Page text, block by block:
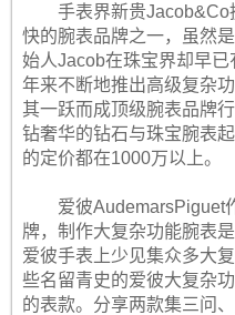
手表界新贵
快的腕表品牌之一，虽然
始人Jacob在珠宝界却早
年来不断地推出高级复杂
其一跃而成顶级腕表品牌
钻奢华的钻石与珠宝腕表
的定价都在1000万以上。
爱彼AudemarsPiguet
牌，制作大复杂功能腕表
爱彼手表上少见集众多大
些名留青史的爱彼大复杂
的表款。分享两款集三问